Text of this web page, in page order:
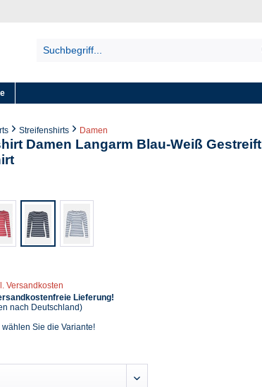
Streifenshirts Damen
Damen Langarm Blau-Weiß Gestreift
Versandkosten
Lieferung!
nach Deutschland)
wählen Sie die Variante!